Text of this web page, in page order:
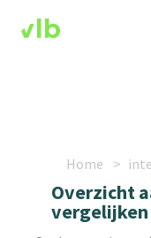
Home
Overzicht
vergelijken